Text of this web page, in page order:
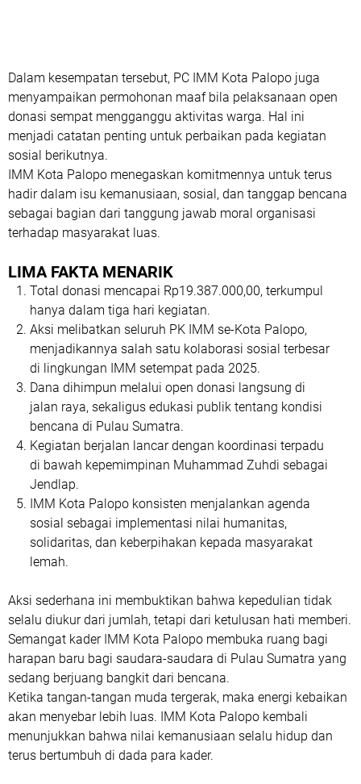
Dalam kesempatan tersebut, PC IMM Kota Palopo juga
menyampaikan permohonan maaf bila pelaksanaan open
donasi sempat mengganggu aktivitas warga. Hal ini
menjadi catatan penting untuk perbaikan pada kegiatan
sosial berikutnya.
IMM Kota Palopo menegaskan komitmennya untuk terus
hadir dalam isu kemanusiaan, sosial, dan tanggap bencana
sebagai bagian dari tanggung jawab moral organisasi
terhadap masyarakat luas.
LIMA FAKTA MENARIK
Total donasi mencapai Rp19.387.000,00, terkumpul
hanya dalam tiga hari kegiatan.
Aksi melibatkan seluruh PK IMM se-Kota Palopo,
menjadikannya salah satu kolaborasi sosial terbesar
di lingkungan IMM setempat pada 2025.
Dana dihimpun melalui open donasi langsung di
jalan raya, sekaligus edukasi publik tentang kondisi
bencana di Pulau Sumatra.
Kegiatan berjalan lancar dengan koordinasi terpadu
di bawah kepemimpinan Muhammad Zuhdi sebagai
Jendlap.
IMM Kota Palopo konsisten menjalankan agenda
sosial sebagai implementasi nilai humanitas,
solidaritas, dan keberpihakan kepada masyarakat
lemah.
Aksi sederhana ini membuktikan bahwa kepedulian tidak
selalu diukur dari jumlah, tetapi dari ketulusan hati memberi.
Semangat kader IMM Kota Palopo membuka ruang bagi
harapan baru bagi saudara-saudara di Pulau Sumatra yang
sedang berjuang bangkit dari bencana.
Ketika tangan-tangan muda tergerak, maka energi kebaikan
akan menyebar lebih luas. IMM Kota Palopo kembali
menunjukkan bahwa nilai kemanusiaan selalu hidup dan
terus bertumbuh di dada para kader.